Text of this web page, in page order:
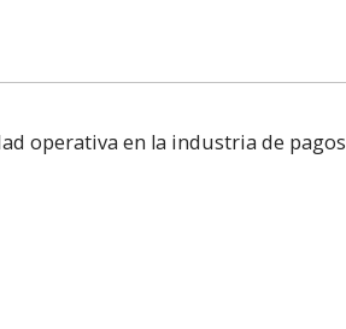
operativa en la industria de pagos